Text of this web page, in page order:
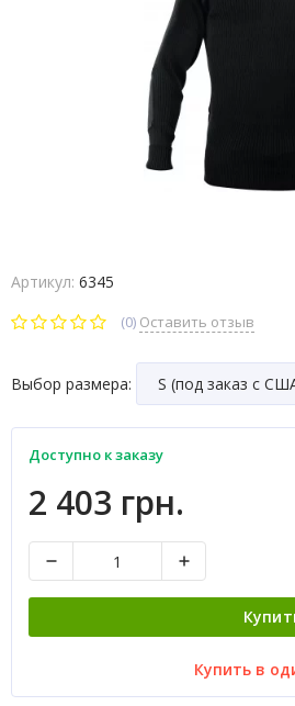
Артикул: 6345
(0) Оставить отзыв
Выбор размера:
Доступно к заказу
2 403 грн.
Купить в